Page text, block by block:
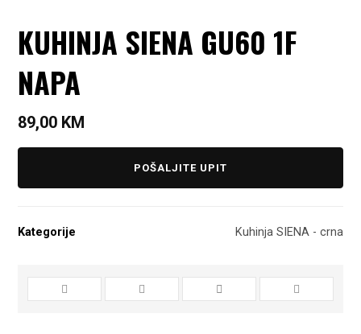
KUHINJA SIENA GU60 1F
NAPA
89,00 KM
POŠALJITE UPIT
Kategorije Kuhinja SIENA - crna